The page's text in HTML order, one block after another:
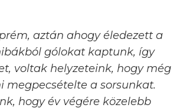
aztán ahogy éledezett a
gólokat kaptunk, így
voltak helyzeteink, hogy még
a sorsunkat.
hogy év végére közelebb